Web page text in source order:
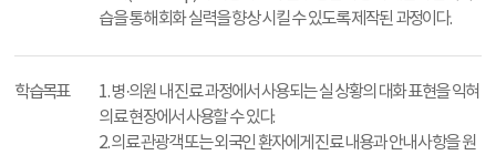
습을 통해 회화 실력을 향상 시킬 수 있도록 제작된 과정이다.
학습목표
1. 병·의원 내 진료 과정에서 사용되는 실 상황의 대화 표현을 익혀
의료 현장에서 사용할 수 있다.
2. 의료 관광객 또는 외국인 환자에게 진료 내용과 안내 사항을 원